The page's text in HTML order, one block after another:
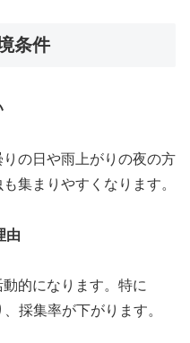
条件
の日や雨上がりの夜の方
集まりやすくなります。
由
的になります。特に
採集率が下がります。